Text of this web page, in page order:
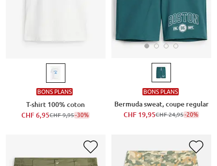
BONS PLANS
T-shirt 100% coton
CHF 6,95CHF 9,95-30%
BONS PLANS
Bermuda sweat, coupe regular
CHF 19,95CHF 24,95-20%